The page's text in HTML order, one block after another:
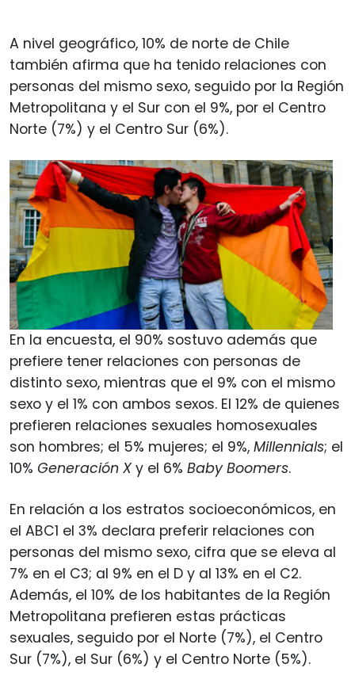
A nivel geográfico, 10% de norte de Chile
también afirma que ha tenido relaciones con
personas del mismo sexo, seguido por la Región
Metropolitana y el Sur con el 9%, por el Centro
Norte (7%) y el Centro Sur (6%).
En la encuesta, el 90% sostuvo además que
prefiere tener relaciones con personas de
distinto sexo, mientras que el 9% con el mismo
sexo y el 1% con ambos sexos. El 12% de quienes
prefieren relaciones sexuales homosexuales
son hombres; el 5% mujeres; el 9%, Millennials; el
10% Generación Xy el 6% Baby Boomers.
En relación a los estratos socioeconómicos, en
el ABC1 el 3% declara preferir relaciones con
personas del mismo sexo, cifra que se eleva al
7% en el C3; al 9% en el D y al 13% en el C2.
Además, el 10% de los habitantes de la Región
Metropolitana prefieren estas prácticas
sexuales, seguido por el Norte (7%), el Centro
Sur (7%), el Sur (6%) y el Centro Norte (5%).